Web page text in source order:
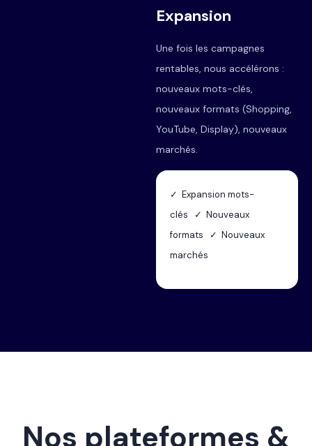
Expansion
Une fois les campagnes
rentables, nous accélérons :
nouveaux mots-clés,
nouveaux formats (Shopping,
YouTube, Display), nouveaux
marchés.
✓ Expansion mots-
clés ✓ Nouveaux
formats ✓ Nouveaux
marchés
Nos plateformes &